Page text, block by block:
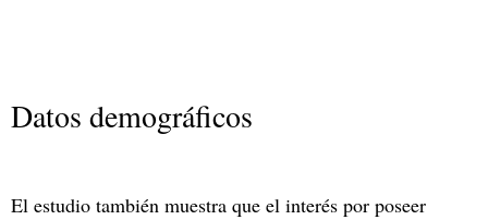
Datos demográficos
El estudio también muestra que el interés por poseer